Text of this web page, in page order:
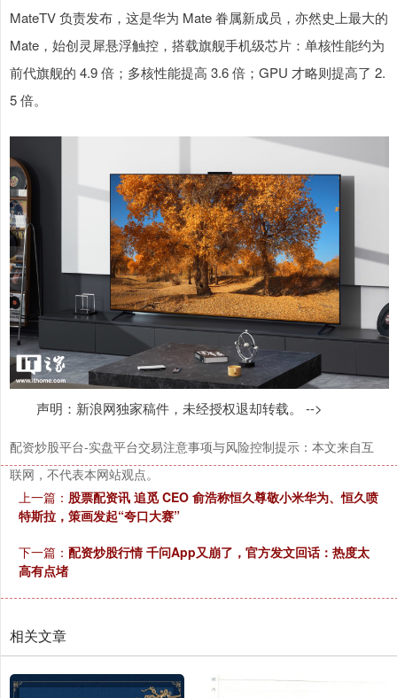
MateTV 负责发布，这是华为 Mate 眷属新成员，亦然史上最大的
Mate，始创灵犀悬浮触控，搭载旗舰手机级芯片：单核性能约为
前代旗舰的 4.9 倍；多核性能提高 3.6 倍；GPU 才略则提高了 2.
5 倍。
声明：新浪网独家稿件，未经授权退却转载。 -->
配资炒股平台-实盘平台交易注意事项与风险控制提示：本文来自互
联网，不代表本网站观点。
上一篇： 股票配资讯 追觅 CEO 俞浩称恒久尊敬小米华为、恒久喷
特斯拉，策画发起“夸口大赛”
下一篇： 配资炒股行情 千问App又崩了，官方发文回话：热度太
高有点堵
相关文章